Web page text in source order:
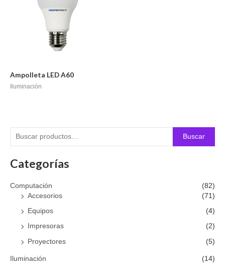
Buscar
Categorías
Computación
(82)
Accesorios
(71)
Equipos (4)
Impresoras (2)
Proyectores (5)
Iluminación (14)
Ampolleta LED A60
Iluminación